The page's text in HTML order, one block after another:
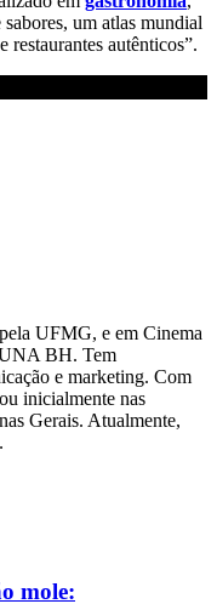
um atlas mundial
restaurantes autênticos”.
UFMG, e em Cinema
BH. Tem
e marketing. Com
inicialmente nas
Gerais. Atualmente,
mole: